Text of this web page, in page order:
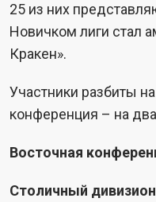
25 из них
Новичком лиги стал
Кракен».
Участники разбиты
конференция – на
Восточная
Столичный дивизион